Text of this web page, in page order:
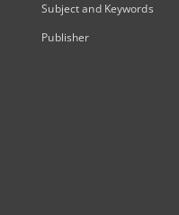
Subject and Keywords
Publisher